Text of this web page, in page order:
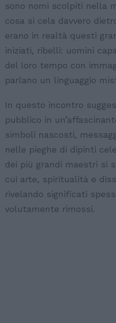
sono nomi scolpiti nella
cosa si cela davvero
erano in realtà questi
iniziati, ribelli: uomini
del loro tempo con
parlano un linguaggio
In questo incontro
pubblico in
simboli nascosti,
nelle pieghe di dipinti
dei più grandi maestri si
cui arte, spiritualità e
rivelando significati
volutamente rimossi.